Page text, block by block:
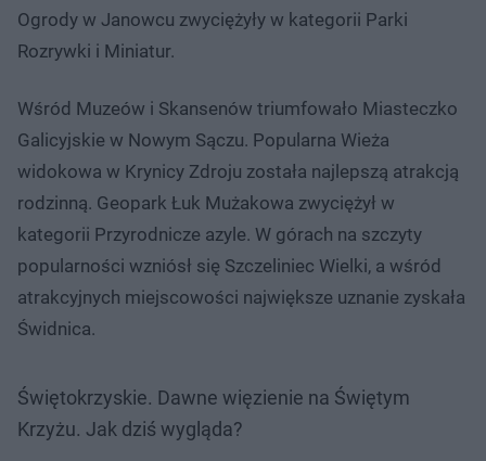
Ogrody w Janowcu zwyciężyły w kategorii Parki
Rozrywki i Miniatur.
Wśród Muzeów i Skansenów triumfowało Miasteczko
Galicyjskie w Nowym Sączu. Popularna Wieża
widokowa w Krynicy Zdroju została najlepszą atrakcją
rodzinną. Geopark Łuk Mużakowa zwyciężył w
kategorii Przyrodnicze azyle. W górach na szczyty
popularności wzniósł się Szczeliniec Wielki, a wśród
atrakcyjnych miejscowości największe uznanie zyskała
Świdnica.
Świętokrzyskie. Dawne więzienie na Świętym
Krzyżu. Jak dziś wygląda?